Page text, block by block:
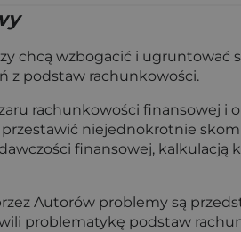
chcą wzbogacić i
z podstaw rachunkowości.
rachunkowości finansowej i
niejednokrotnie
finansowej,
Autorów problemy są
problematykę podstaw